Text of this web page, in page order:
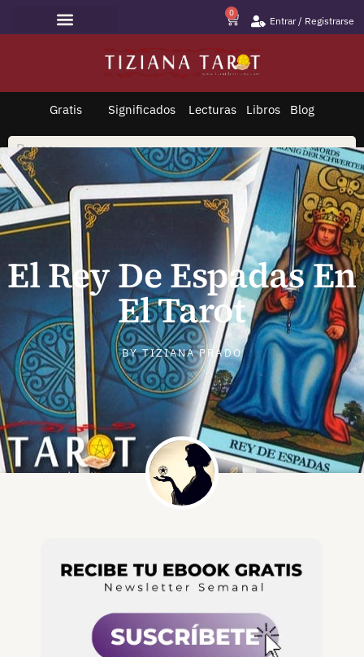
0
Entrar / Registrarse
Gratis Significados Lecturas Libros Blog
El Rey De Espadas En
El Tarot
BYTIZIANA PRADO